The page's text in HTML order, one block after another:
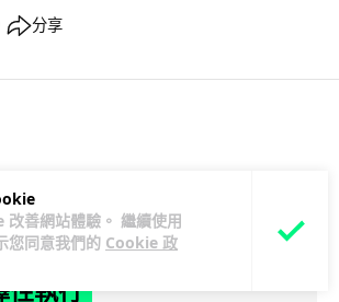
善網站體驗。 繼續使用
您同意我們的 Cookie 政
分享
開放 AI 模型 業界質疑安
性執行